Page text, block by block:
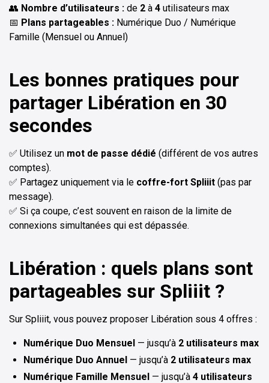
👥 Nombre d’utilisateurs : de 2 à 4 utilisateurs max
📅 Plans partageables : Numérique Duo / Numérique
Famille (Mensuel ou Annuel)
Les bonnes pratiques pour
partager Libération en 30
secondes
✅ Utilisez un mot de passe dédié (différent de vos autres
comptes).
✅ Partagez uniquement via le coffre-fort Spliiit (pas par
message).
✅ Si ça coupe, c’est souvent en raison de la limite de
connexions simultanées qui est dépassée.
Libération : quels plans sont
partageables sur Spliiit ?
Sur Spliiit, vous pouvez proposer Libération sous 4 offres :
Numérique Duo Mensuel — jusqu’à 2 utilisateurs max
Numérique Duo Annuel — jusqu’à 2 utilisateurs max
Numérique Famille Mensuel — jusqu’à 4 utilisateurs